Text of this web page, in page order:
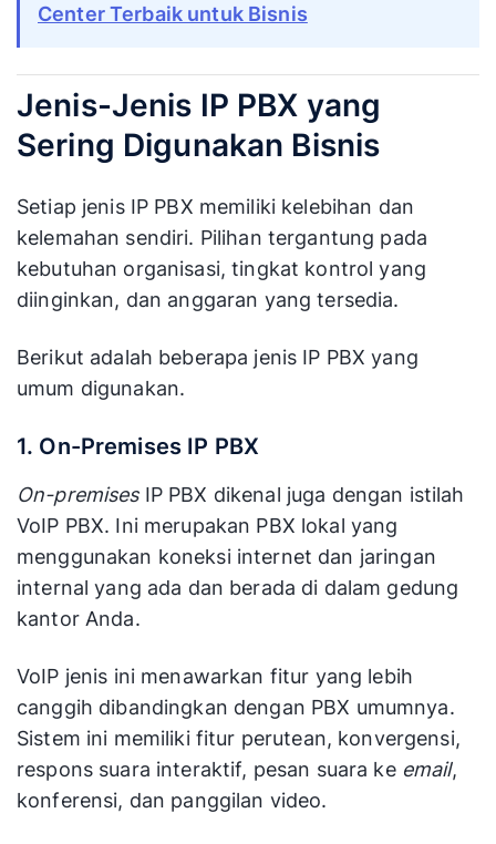
Center Terbaik untuk Bisnis
Jenis-Jenis IP PBX yang
Sering Digunakan Bisnis
Setiap jenis IP PBX memiliki kelebihan dan
kelemahan sendiri. Pilihan tergantung pada
kebutuhan organisasi, tingkat kontrol yang
diinginkan, dan anggaran yang tersedia.
Berikut adalah beberapa jenis IP PBX yang
umum digunakan.
1. On-Premises IP PBX
On-premises IP PBX dikenal juga dengan istilah
VoIP PBX. Ini merupakan PBX lokal yang
menggunakan koneksi internet dan jaringan
internal yang ada dan berada di dalam gedung
kantor Anda.
VoIP jenis ini menawarkan fitur yang lebih
canggih dibandingkan dengan PBX umumnya.
Sistem ini memiliki fitur perutean, konvergensi,
respons suara interaktif, pesan suara ke email,
konferensi, dan panggilan video.